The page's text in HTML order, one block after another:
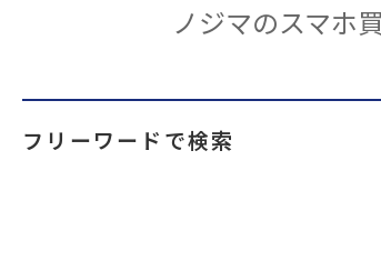
ノジマのスマホ
フリーワードで検索